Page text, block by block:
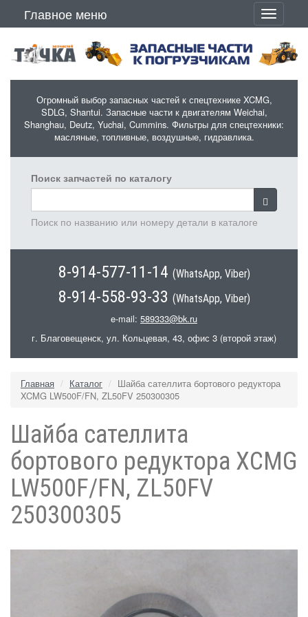
Главное меню
Toggle
Огромный выбор запасных частей к спецтехнике XCMG,
SDLG, Shantui. Запасные части к двигателям Weichai,
Shanghau, Deutz, Yuchai, Cummins. Фильтры для спецтехники:
масляные, топливные, воздушные, гидравлика.
Поиск запчастей по каталогу
Поиск по названию или номеру детали в каталоге
8-914-577-11-14 (WhatsApp, Viber)
8-914-558-93-33 (WhatsApp, Viber)
e-mail: 589333@bk.ru
г. Благовещенск, ул. Кольцевая, 43, офис 3 (второй этаж)
Главная Каталог
Шайба сателлита бортового редуктора
XCMG LW500F/FN, ZL50FV 250300305
Шайба сателлита
бортового редуктора XCMG
LW500F/FN, ZL50FV
250300305